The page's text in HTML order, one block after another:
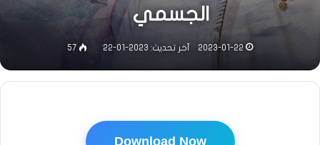
الجسمي
2023-01-22 آخر تحديث: 2023-01-22 57
Download Now